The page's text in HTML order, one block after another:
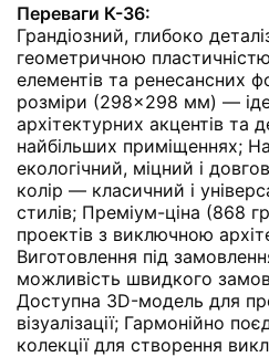
Переваги К-36:
Грандіозний, глибоко
геометричною
елементів та ренесансних
розміри (298×298 мм) —
архітектурних акцентів та
найбільших приміщеннях;
екологічний, міцний і
колір — класичний і
стилів; Премiум-ціна (868
проектів з виключною
Виготовлення під
можливість швидкого
Доступна 3D-модель для
візуалізації; Гармонійно
колекції для створення